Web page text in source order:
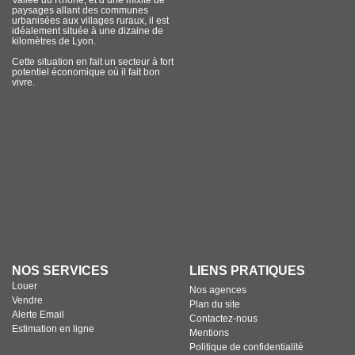
paysages allant des communes
urbanisées aux villages ruraux, il est
idéalement située à une dizaine de
kilomètres de Lyon.
Cette situation en fait un secteur à fort
potentiel économique où il fait bon
vivre.
NOS SERVICES
Louer
Vendre
Alerte Email
Estimation en ligne
LIENS PRATIQUES
Nos agences
Plan du site
Contactez-nous
Mentions
Politique de confidentialité